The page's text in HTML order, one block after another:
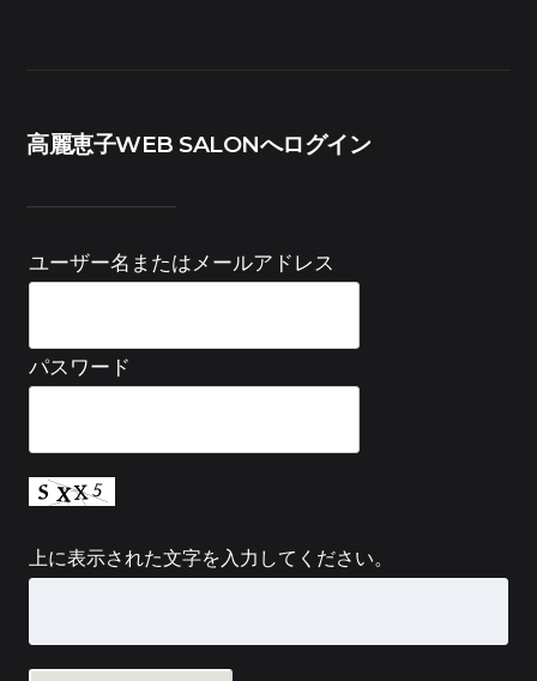
高麗恵子WEB SALONへログイン
ユーザー名またはメールアドレス
パスワード
上に表示された文字を入力してください。